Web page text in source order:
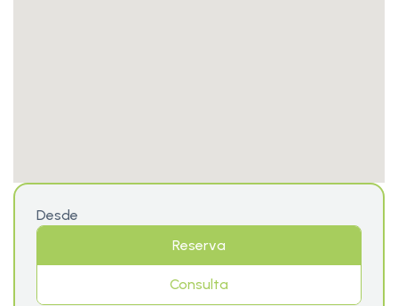
Desde
Reserva
Consulta